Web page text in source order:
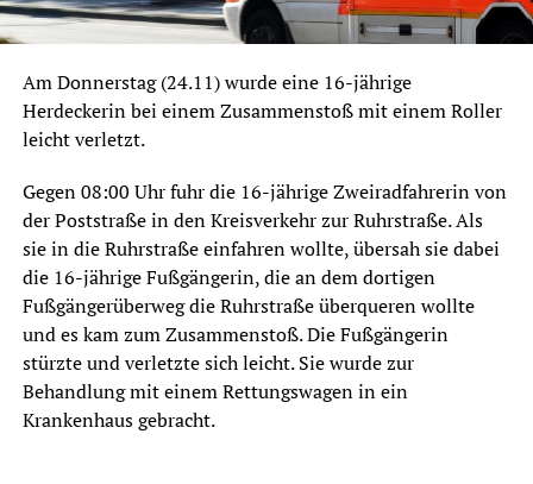
Am Donnerstag (24.11) wurde eine 16-jährige
Herdeckerin bei einem Zusammenstoß mit einem Roller
leicht verletzt.
Gegen 08:00 Uhr fuhr die 16-jährige Zweiradfahrerin von
der Poststraße in den Kreisverkehr zur Ruhrstraße. Als
sie in die Ruhrstraße einfahren wollte, übersah sie dabei
die 16-jährige Fußgängerin, die an dem dortigen
Fußgängerüberweg die Ruhrstraße überqueren wollte
und es kam zum Zusammenstoß. Die Fußgängerin
stürzte und verletzte sich leicht. Sie wurde zur
Behandlung mit einem Rettungswagen in ein
Krankenhaus gebracht.